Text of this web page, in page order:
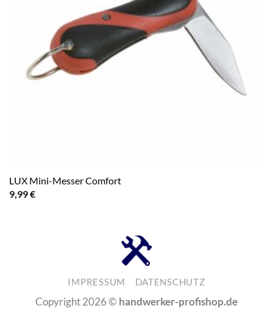
LUX Mini-Messer Comfort
9,99€
IMPRESSUM DATENSCHUTZ
Copyright 2026 © handwerker-profishop.de